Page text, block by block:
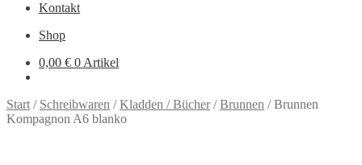
Kontakt
Shop
0,00 € 0 Artikel
Start / Schreibwaren /Kladden / Bücher/Brunnen /Brunnen
Kompagnon A6 blanko